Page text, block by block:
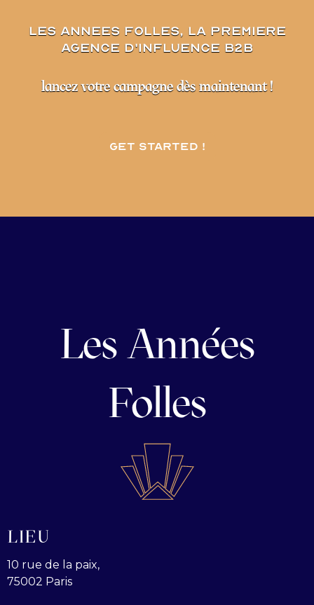
les annees folles, la premiere
agence d'influence B2B
lancez votre campagne dès maintenant !
Get started !
Les Années
Folles
LIEU
10 rue de la paix,
75002 Paris